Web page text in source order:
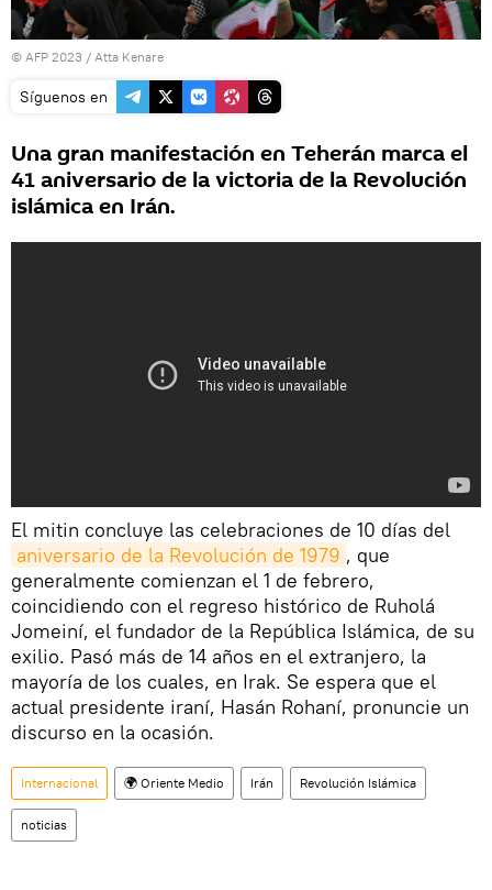
© AFP 2023 / Atta Kenare
Síguenos en
Una gran manifestación en Teherán marca el
41 aniversario de la victoria de la Revolución
islámica en Irán.
El mitin concluye las celebraciones de 10 días del
aniversario de la Revolución de 1979 , que
generalmente comienzan el 1 de febrero,
coincidiendo con el regreso histórico de Ruholá
Jomeiní, el fundador de la República Islámica, de su
exilio. Pasó más de 14 años en el extranjero, la
mayoría de los cuales, en Irak. Se espera que el
actual presidente iraní, Hasán Rohaní, pronuncie un
discurso en la ocasión.
Internacional 🌍 Oriente Medio Irán Revolución Islámica
noticias